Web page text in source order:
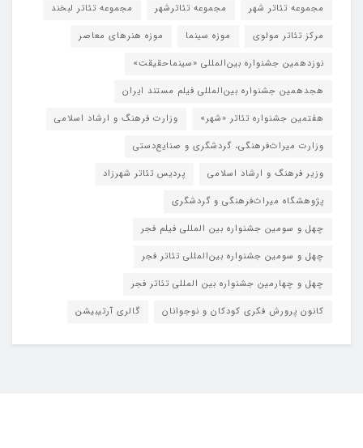
مجموعه تئاتر شهر
مجموعه تئاترشهر
مجموعه تئاتر لبخند
مرکز تئاتر مولوی
موزه سینما
موزه هنرهای معاصر
نوزدهمین جشنواره بین‌المللی «سینماحقیقت»
هجدهمین جشنواره بین‌المللی فیلم مستند ایران
هفتمین جشنواره تئاتر «شهر»
وزارت فرهنگ و ارشاد اسلامی
وزارت میراث‌فرهنگی، گردشگری و صنایع‌دستی
وزیر فرهنگ و ارشاد اسلامی
پردیس تئاتر شهرزاد
پژوهشگاه میراث‌فرهنگی و گردشگری
چهل و سومین جشنواره بین المللی فیلم فجر
چهل و سومین جشنواره بین‌المللی تئاتر فجر
چهل و چهارمین جشنواره بین المللی تئاتر فجر
کانون پرورش فکری کودکان و نوجوانان
گالری آرتیبیشن